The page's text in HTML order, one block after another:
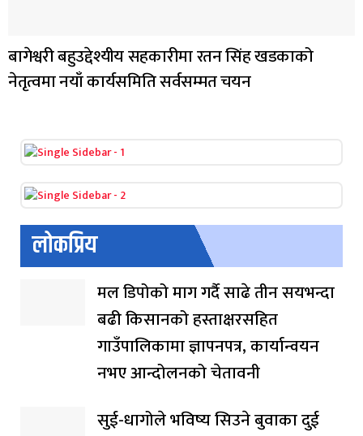
बागेश्वरी बहुउद्देश्यीय सहकारीमा रतन सिंह खडकाको
नेतृत्वमा नयाँ कार्यसमिति सर्वसम्मत चयन
लोकप्रिय
मल डिपोको माग गर्दै साढे तीन सयभन्दा
बढी किसानको हस्ताक्षरसहित
गाउँपालिकामा ज्ञापनपत्र, कार्यान्वयन
नभए आन्दोलनको चेतावनी
सुई-धागोले भविष्य सिउने बुवाका दुई